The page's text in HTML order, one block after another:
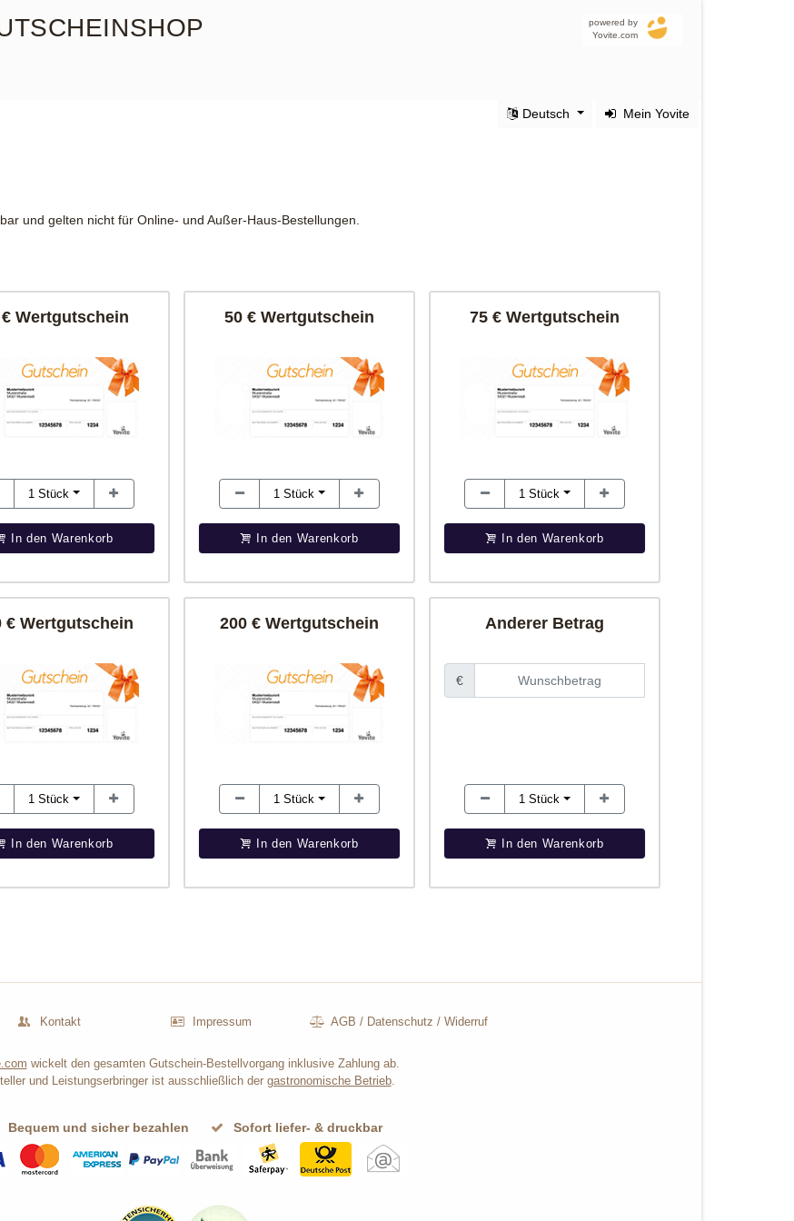
powered by
Yovite.com
Mein Yovite
Deutsch
und gelten nicht für Online- und Außer-Haus-Bestellungen.
Wertgutschein
1Stück
In den Warenkorb
50 € Wertgutschein
1Stück
In den Warenkorb
75 € Wertgutschein
1Stück
In den Warenkorb
€ Wertgutschein
1Stück
In den Warenkorb
200 € Wertgutschein
1Stück
In den Warenkorb
Anderer Betrag
€
1Stück
In den Warenkorb
Kontakt Impressum AGB / Datenschutz /Widerruf
wickelt den gesamten Gutschein-Bestellvorgang inklusive Zahlung ab.
und Leistungserbringer ist ausschließlich der gastronomische Betrieb.
Bequem und sicher bezahlen Sofort liefer- & druckbar